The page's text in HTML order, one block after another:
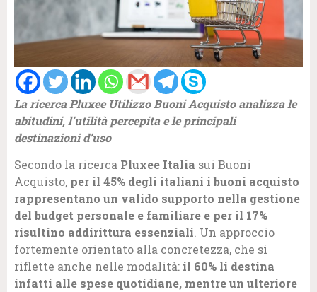
La ricerca Pluxee Utilizzo Buoni Acquisto analizza le
abitudini, l’utilità percepita e le principali
destinazioni d’uso
Secondo la ricerca Pluxee Italia sui Buoni
Acquisto, per il 45% degli italiani i buoni acquisto
rappresentano un valido supporto nella gestione
del budget personale e familiare e per il 17%
risultino addirittura essenziali. Un approccio
fortemente orientato alla concretezza, che si
riflette anche nelle modalità: il 60% li destina
infatti alle spese quotidiane, mentre un ulteriore